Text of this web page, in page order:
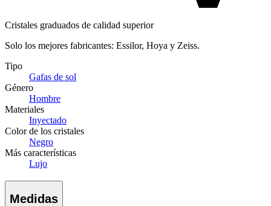
Cristales graduados de calidad superior
Solo los mejores fabricantes: Essilor, Hoya y Zeiss.
Tipo
Gafas de sol
Género
Hombre
Materiales
Inyectado
Color de los cristales
Negro
Más características
Lujo
Medidas